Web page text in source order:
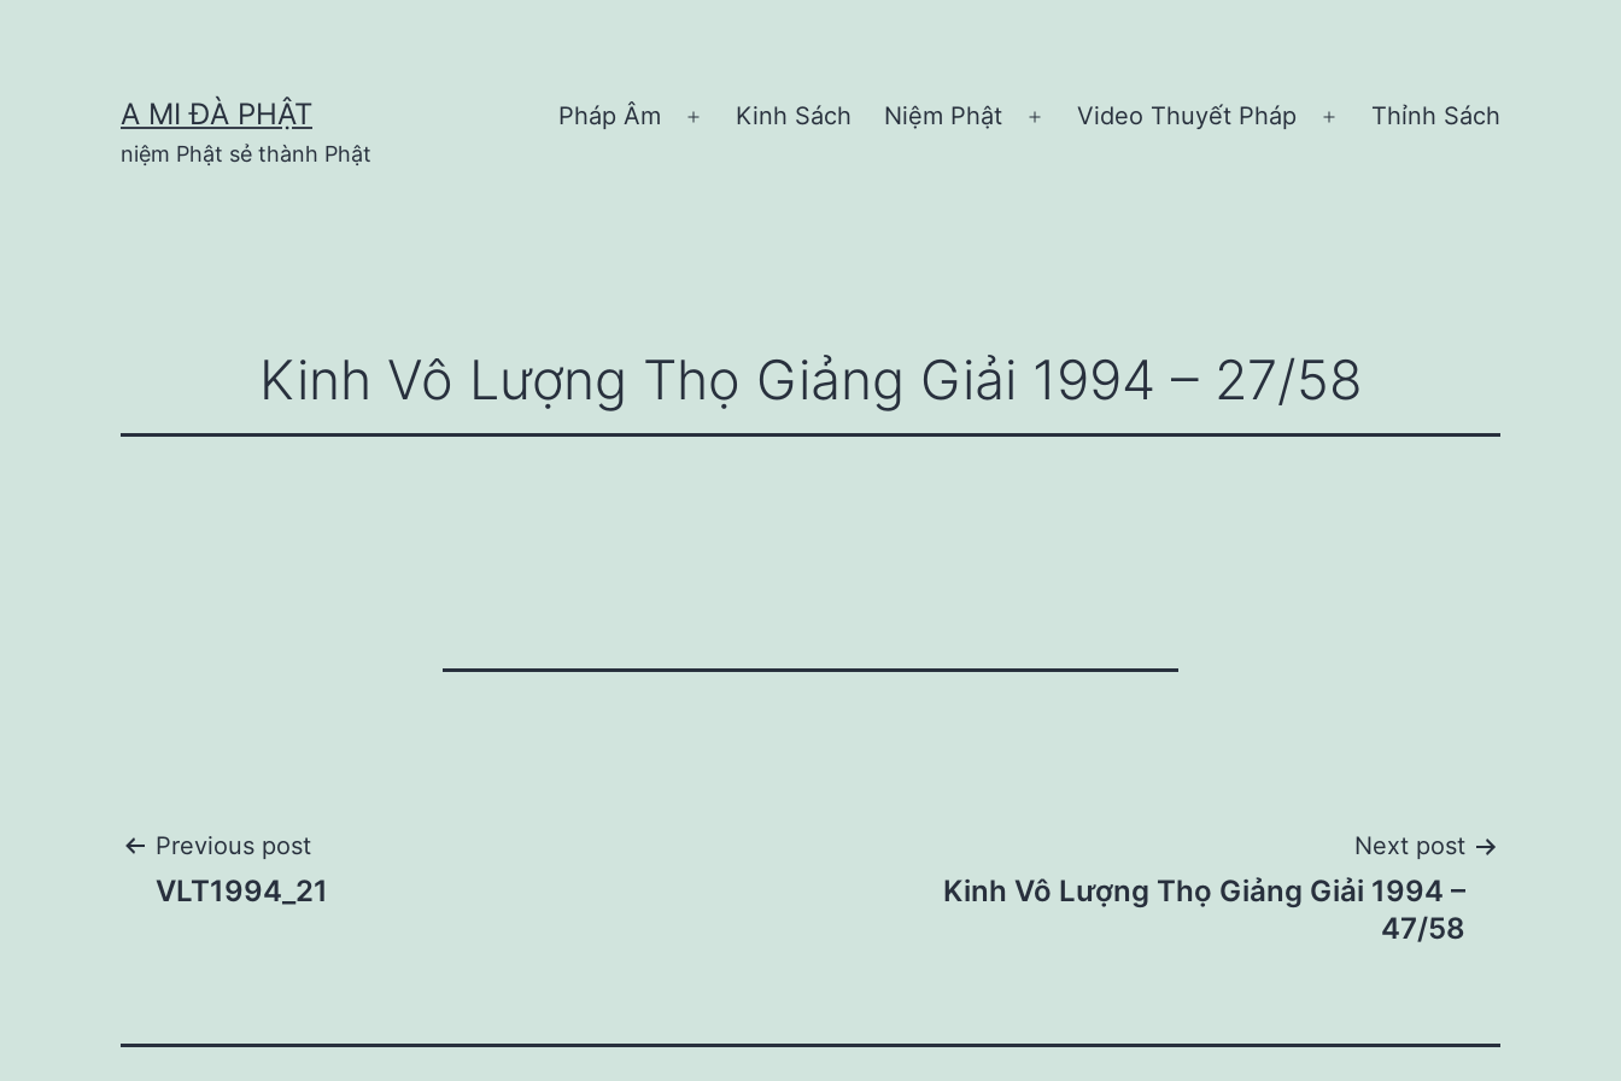
A MI ĐÀ PHẬT
niệm Phật sẻ thành Phật
Pháp Âm
Open
Kinh Sách Niệm Phật
Open
Video Thuyết Pháp
Open
Thỉnh Sách
Kinh Vô Lượng Thọ Giảng Giải 1994 – 27/58
Post
Previous post
VLT1994_21
Next post
Kinh Vô Lượng Thọ Giảng Giải 1994 –
47/58